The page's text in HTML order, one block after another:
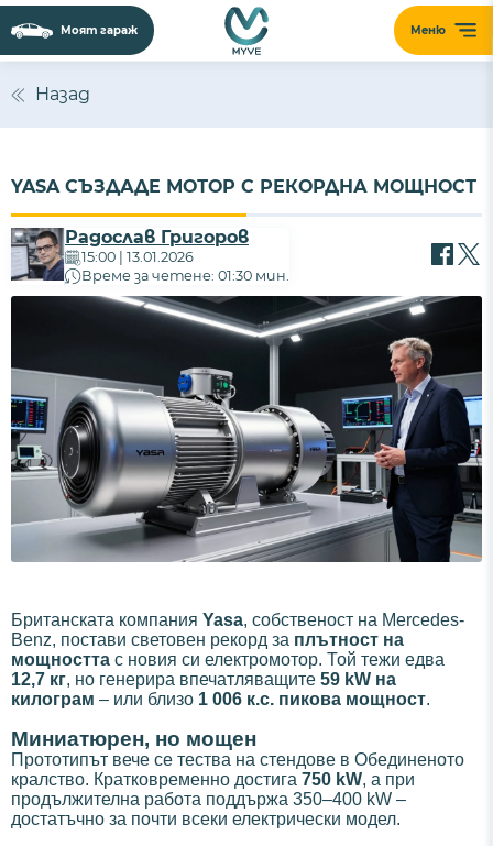
Меню
Моят гараж
Назад
YASA СЪЗДАДЕ МОТОР С РЕКОРДНА МОЩНОСТ
Радослав Григоров
15:00 | 13.01.2026
Време за четене: 01:30 мин.
Британската компания Yasa, собственост на Mercedes-
Benz, постави световен рекорд за плътност на
мощността с новия си електромотор. Той тежи едва
12,7 кг, но генерира впечатляващите 59 kW на
килограм – или близо 1 006 к.с. пикова мощност.
Миниатюрен, но мощен
Прототипът вече се тества на стендове в Обединеното
кралство. Кратковременно достига 750 kW, а при
продължителна работа поддържа 350–400 kW –
достатъчно за почти всеки електрически модел.